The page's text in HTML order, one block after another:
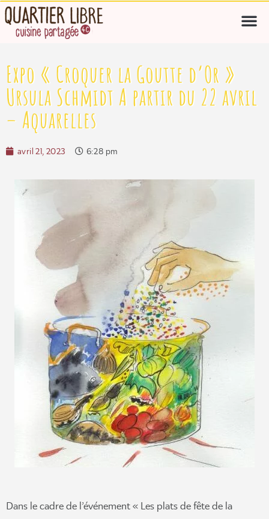
Expo « Croquer la Goutte d’Or »
Ursula Schmidt A partir du 22 avril
– Aquarelles
avril 21, 2023 6:28 pm
Dans le cadre de l’événement « Les plats de fête de la